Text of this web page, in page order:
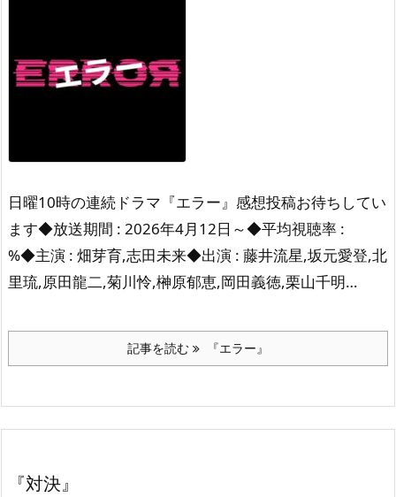
日曜10時の連続ドラマ『エラー』感想投稿お待ちしてい
ます◆放送期間 : 2026年4月12日～◆平均視聴率 :
%◆主演 : 畑芽育,志田未来◆出演 : 藤井流星,坂元愛登,北
里琉,原田龍二,菊川怜,榊原郁恵,岡田義徳,栗山千明…
記事を読む 『エラー』
『対決』